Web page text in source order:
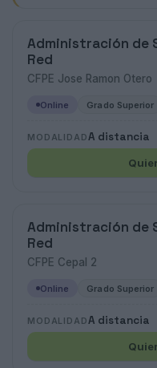
Administración de
Red
CFPE Jose Ramon Otero
Online Grado Superior
MODALIDADA distancia
Administración de
Red
CFPE Cepal 2
Online Grado Superior
MODALIDADA distancia